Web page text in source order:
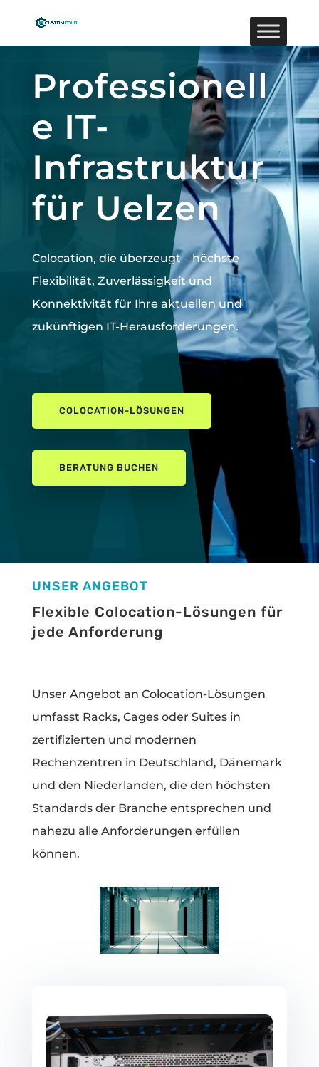
Professionell
e IT-
Infrastruktur
für Uelzen
Colocation, die überzeugt –höchste
Flexibilität, Zuverlässigkeit und
Konnektivität für Ihre aktuellen und
zukünftigen IT-Herausforderungen.
COLOCATION-LÖSUNGEN
BERATUNG BUCHEN
UNSER ANGEBOT
Flexible Colocation-Lösungen für
jede Anforderung
Unser Angebot an Colocation-Lösungen
umfasst Racks, Cages oder Suites in
zertifizierten und modernen
Rechenzentren in Deutschland, Dänemark
und den Niederlanden, die den höchsten
Standards der Branche entsprechen und
nahezu alle Anforderungen erfüllen
können.